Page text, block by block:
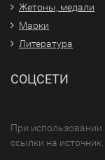
Жетоны, медали
Марки
Литература
СОЦСЕТИ
При использовании
ссылки на